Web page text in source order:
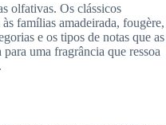
olfativas. Os clássicos
famílias amadeirada, fougère,
e os tipos de notas que as
uma fragrância que ressoa